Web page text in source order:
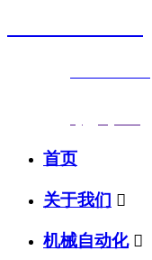
首页
关于我们 
机械自动化 